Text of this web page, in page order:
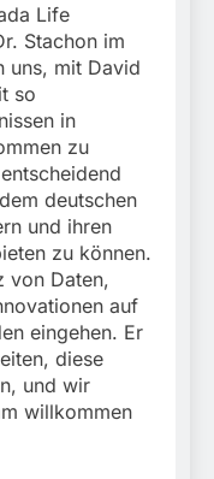
Life
Stachon im
uns, mit David
so
in
zu
deutschen
und ihren
zu können.
von Daten,
auf
eingehen. Er
diese
und wir
willkommen